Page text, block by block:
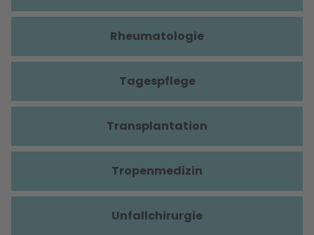
Rheumatologie
Tagespflege
Transplantation
Tropenmedizin
Unfallchirurgie